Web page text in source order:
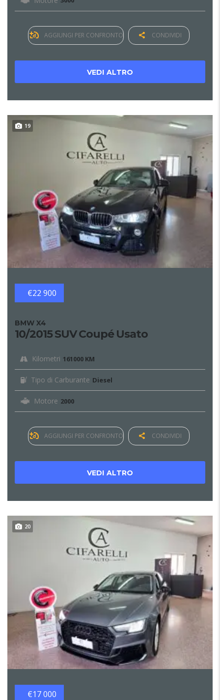
AGGIUNGI PER CONFRONTO CONDIVIDI
VEDI ALTRO
19
€22 900
BMW X4
10/2015 SUV Coupé Usato
Kilometri 161000 KM
Tipo di Carburante Diesel
Motore 2000
AGGIUNGI PER CONFRONTO CONDIVIDI
VEDI ALTRO
20
€17 000